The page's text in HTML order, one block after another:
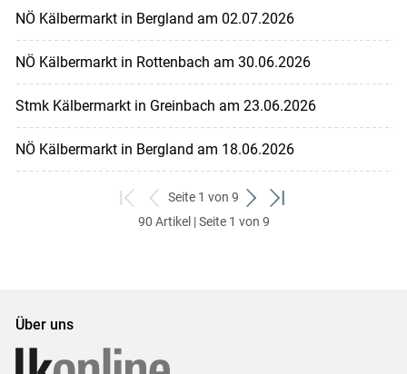
NÖ Kälbermarkt in Bergland am 02.07.2026
NÖ Kälbermarkt in Rottenbach am 30.06.2026
Stmk Kälbermarkt in Greinbach am 23.06.2026
NÖ Kälbermarkt in Bergland am 18.06.2026
zum
ersten
zurück
zum
Seite 1 von 9
weiter
zum
zum
90 Artikel | Seite 1 von 9
Über uns